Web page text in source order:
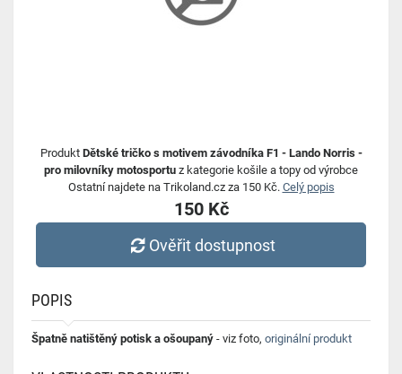
Produkt Dětské tričko s motivem závodníka F1 - Lando Norris -
pro milovníky motosportu z kategorie košile a topy od výrobce
Ostatní najdete na Trikoland.cz za 150 Kč. Celý popis
150 Kč
Ověřit dostupnost
POPIS
Špatně natištěný potisk a ošoupaný - viz foto, originální produkt